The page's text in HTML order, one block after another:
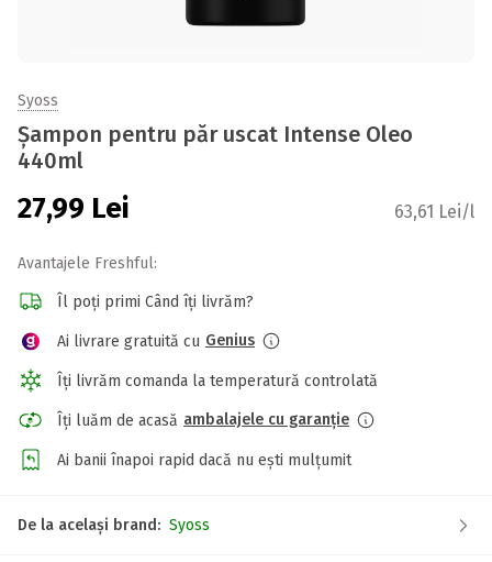
Syoss
Șampon pentru păr uscat Intense Oleo
440ml
27,99 Lei 63,61 Lei/l
Avantajele Freshful:
Îl poți primi Când îți livrăm?
Ai livrare gratuită cu Genius
Îți livrăm comanda la temperatură controlată
Îți luăm de acasă ambalajele cu garanție
Ai banii înapoi rapid dacă nu ești mulțumit
De la același brand: Syoss